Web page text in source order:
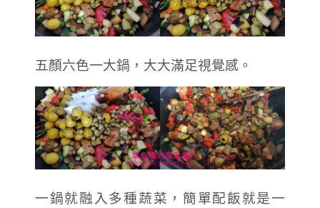
五顏六色一大鍋，大大滿足視覺感。
一鍋就融入多種蔬菜，簡單配飯就是一